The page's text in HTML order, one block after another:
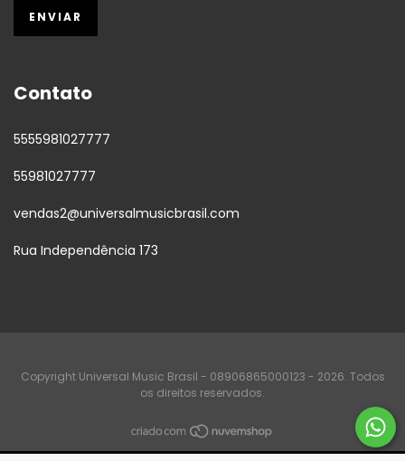
Contato
5555981027777
55981027777
vendas2@universalmusicbrasil.com
Rua Independência 173
Copyright Universal Music Brasil - 08906865000123 - 2026. Todos
os direitos reservados.